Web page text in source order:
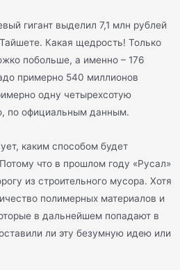
гигант выделил 7,1 млн рублей
Какая щедрость! Только
побольше, а именно – 176
примерно 540 миллионов
одну четырехсотую
по официальным данным.
каким способом будет
что в прошлом году «Русал»
из строительного мусора. Хотя
полимерных материалов и
в дальнейшем попадают в
ли эту безумную идею или